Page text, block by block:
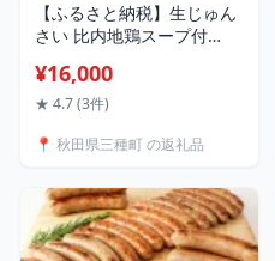
【ふるさと納税】生じゅん
さい 比内地鶏スープ付
500g〜4kg】（2026年5月
上旬頃〜7月下旬までに発
産 先行予約 秋田県産 三種
¥16,000
★ 4.7 (3件)
📍 秋田県三種町 の返礼品